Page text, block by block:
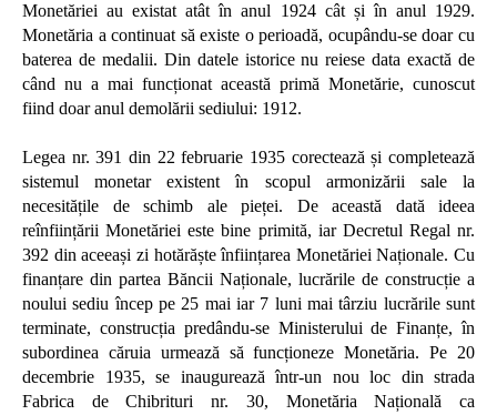
Monetăriei au existat atât în anul 1924 cât și în anul 1929.
Monetăria a continuat să existe o perioadă, ocupându-se doar cu
baterea de medalii. Din datele istorice nu reiese data exactă de
când nu a mai funcționat această primă Monetărie, cunoscut
fiind doar anul demolării sediului: 1912.
Legea nr. 391 din 22 februarie 1935 corectează și completează
sistemul monetar existent în scopul armonizării sale la
necesitățile de schimb ale pieței. De această dată ideea
reînființării Monetăriei este bine primită, iar Decretul Regal nr.
392 din aceeași zi hotărăște înființarea Monetăriei Naționale. Cu
finanțare din partea Băncii Naționale, lucrările de construcție a
noului sediu încep pe 25 mai iar 7 luni mai târziu lucrările sunt
terminate, construcția predându-se Ministerului de Finanțe, în
subordinea căruia urmează să funcționeze Monetăria. Pe 20
decembrie 1935, se inaugurează într-un nou loc din strada
Fabrica de Chibrituri nr. 30, Monetăria Națională ca